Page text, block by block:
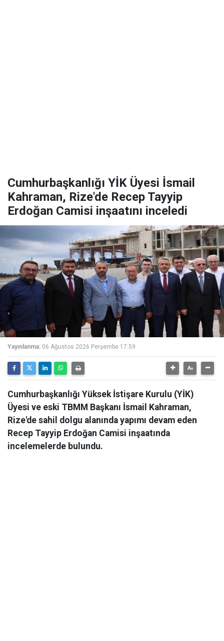
Cumhurbaşkanlığı YİK Üyesi İsmail
Kahraman, Rize'de Recep Tayyip
Erdoğan Camisi inşaatını inceledi
Yayınlanma: 06 Ağustos 2026 Perşembe 17:59
Cumhurbaşkanlığı Yüksek İstişare Kurulu (YİK)
Üyesi ve eski TBMM Başkanı İsmail Kahraman,
Rize'de sahil dolgu alanında yapımı devam eden
Recep Tayyip Erdoğan Camisi inşaatında
incelemelerde bulundu.